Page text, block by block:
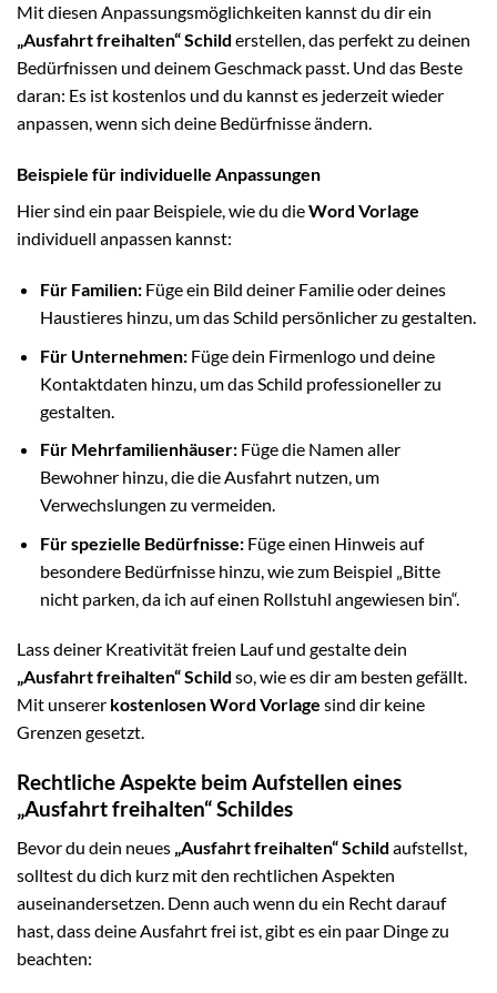
Mit diesen Anpassungsmöglichkeiten kannst du dir ein
„Ausfahrt freihalten“ Schild erstellen, das perfekt zu deinen
Bedürfnissen und deinem Geschmack passt. Und das Beste
daran: Es ist kostenlos und du kannst es jederzeit wieder
anpassen, wenn sich deine Bedürfnisse ändern.
Beispiele für individuelle Anpassungen
Hier sind ein paar Beispiele, wie du dieWord Vorlage
individuell anpassen kannst:
Für Familien:Füge ein Bild deiner Familie oder deines
Haustieres hinzu, um das Schild persönlicher zu gestalten.
Für Unternehmen:Füge dein Firmenlogo und deine
Kontaktdaten hinzu, um das Schild professioneller zu
gestalten.
Für Mehrfamilienhäuser:Füge die Namen aller
Bewohner hinzu, die die Ausfahrt nutzen, um
Verwechslungen zu vermeiden.
Für spezielle Bedürfnisse:Füge einen Hinweis auf
besondere Bedürfnisse hinzu, wie zum Beispiel „Bitte
nicht parken, da ich auf einen Rollstuhl angewiesen bin“.
Lass deiner Kreativität freien Lauf und gestalte dein
„Ausfahrt freihalten“ Schild so, wie es dir am besten gefällt.
Mit unserer kostenlosen Word Vorlage sind dir keine
Grenzen gesetzt.
Rechtliche Aspekte beim Aufstellen eines
„Ausfahrt freihalten“ Schildes
Bevor du dein neues „Ausfahrt freihalten“ Schild aufstellst,
solltest du dich kurz mit den rechtlichen Aspekten
auseinandersetzen. Denn auch wenn du ein Recht darauf
hast, dass deine Ausfahrt frei ist, gibt es ein paar Dinge zu
beachten: